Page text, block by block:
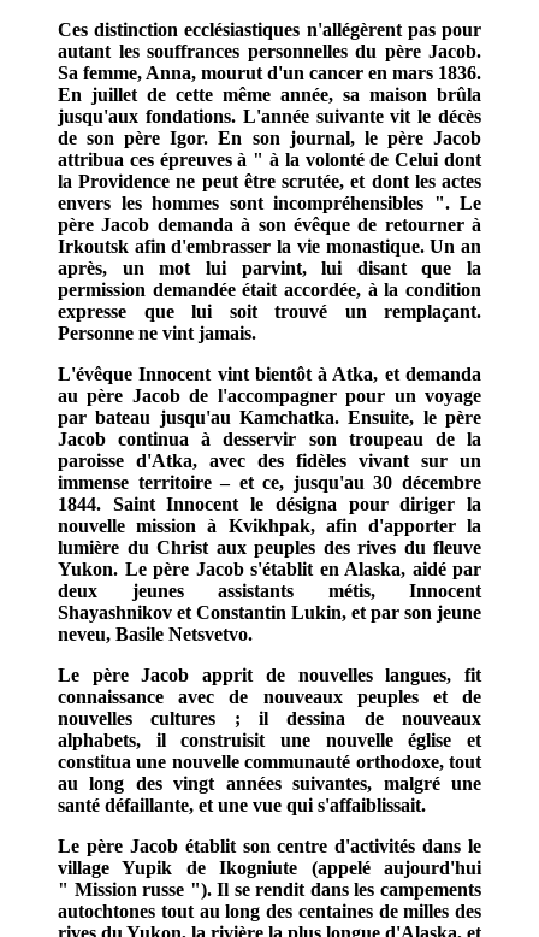
Ces distinction ecclésiastiques n'allégèrent pas pour
autant les souffrances personnelles du père Jacob.
Sa femme, Anna, mourut d'un cancer en mars 1836.
En juillet de cette même année, sa maison brûla
jusqu'aux fondations. L'année suivante vit le décès
de son père Igor. En son journal, le père Jacob
attribua ces épreuves à " à la volonté de Celui dont
la Providence ne peut être scrutée, et dont les actes
envers les hommes sont incompréhensibles ". Le
père Jacob demanda à son évêque de retourner à
Irkoutsk afin d'embrasser la vie monastique. Un an
après, un mot lui parvint, lui disant que la
permission demandée était accordée, à la condition
expresse que lui soit trouvé un remplaçant.
Personne ne vint jamais.
L'évêque Innocent vint bientôt à Atka, et demanda
au père Jacob de l'accompagner pour un voyage
par bateau jusqu'au Kamchatka. Ensuite, le père
Jacob continua à desservir son troupeau de la
paroisse d'Atka, avec des fidèles vivant sur un
immense territoire – et ce, jusqu'au 30 décembre
1844. Saint Innocent le désigna pour diriger la
nouvelle mission à Kvikhpak, afin d'apporter la
lumière du Christ aux peuples des rives du fleuve
Yukon. Le père Jacob s'établit en Alaska, aidé par
deux jeunes assistants métis, Innocent
Shayashnikov et Constantin Lukin, et par son jeune
neveu, Basile Netsvetvo.
Le père Jacob apprit de nouvelles langues, fit
connaissance avec de nouveaux peuples et de
nouvelles cultures ; il dessina de nouveaux
alphabets, il construisit une nouvelle église et
constitua une nouvelle communauté orthodoxe, tout
au long des vingt années suivantes, malgré une
santé défaillante, et une vue qui s'affaiblissait.
Le père Jacob établit son centre d'activités dans le
village Yupik de Ikogniute (appelé aujourd'hui
" Mission russe "). Il se rendit dans les campements
autochtones tout au long des centaines de milles des
rives du Yukon, la rivière la plus longue d'Alaska, et